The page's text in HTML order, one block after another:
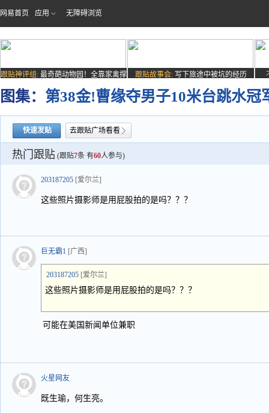
网易首页 应用 无障碍浏览
跟贴神评组: 最奇葩动物园！全靠家禽撑
场子
跟贴故事会: 写下旅途中被坑的经历
图集： 第38金!曹缘夺男子10米台跳水冠
快速发贴 去跟贴广场看看
热门跟贴 (跟贴7条 有60人参与)
203187205 [爱尔兰]
这些照片摄影师是用屁股拍的是吗？？？
巨无霸1 [广西]
203187205 [爱尔兰]
这些照片摄影师是用屁股拍的是吗？？？
可能在美国新闻单位兼职
火星网友
既生瑜，何生亮。